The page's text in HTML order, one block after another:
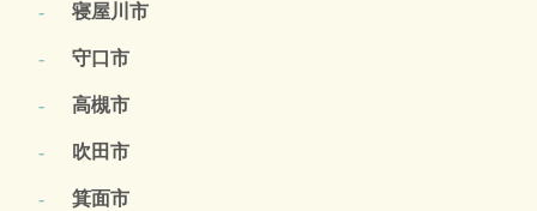
寝屋川市
守口市
高槻市
吹田市
箕面市